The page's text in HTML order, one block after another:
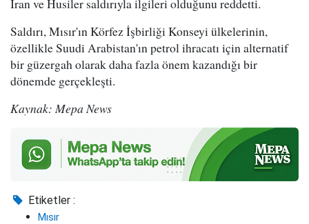
İran ve Husiler saldırıyla ilgileri olduğunu reddetti.
Saldırı, Mısır'ın Körfez İşbirliği Konseyi ülkelerinin,
özellikle Suudi Arabistan'ın petrol ihracatı için alternatif
bir güzergah olarak daha fazla önem kazandığı bir
dönemde gerçekleşti.
Kaynak: Mepa News
Etiketler :
Mısır